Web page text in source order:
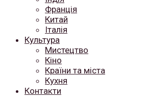
Франція
Китай
Італія
Культура
Мистецтво
Кіно
Країни та міста
Кухня
Контакти